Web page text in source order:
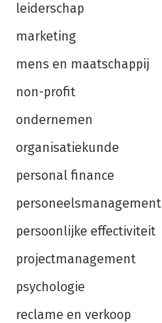
leiderschap
marketing
mens en maatschappij
non-profit
ondernemen
organisatiekunde
personal finance
personeelsmanagement
persoonlijke effectiviteit
projectmanagement
psychologie
reclame en verkoop